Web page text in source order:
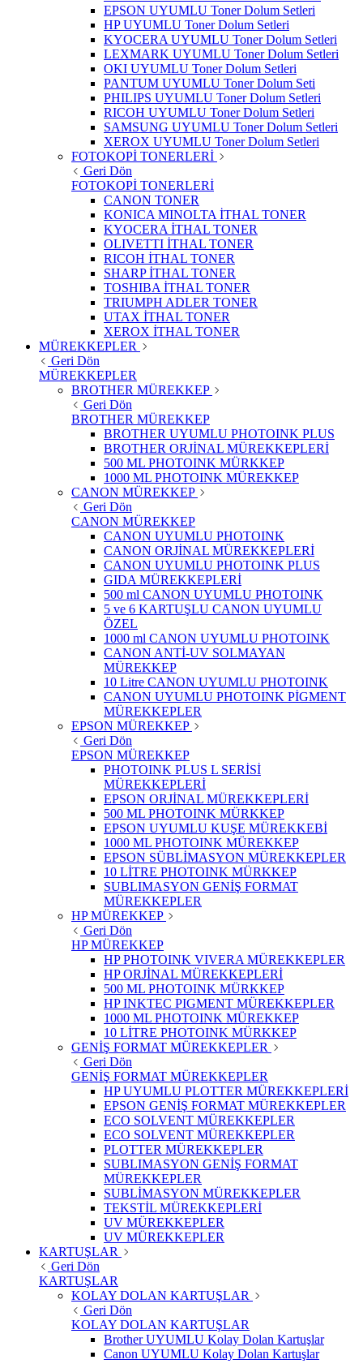
EPSON UYUMLU Toner Dolum Setleri
HP UYUMLU Toner Dolum Setleri
KYOCERA UYUMLU Toner Dolum Setleri
LEXMARK UYUMLU Toner Dolum Setleri
OKI UYUMLU Toner Dolum Setleri
PANTUM UYUMLU Toner Dolum Seti
PHILIPS UYUMLU Toner Dolum Setleri
RICOH UYUMLU Toner Dolum Setleri
SAMSUNG UYUMLU Toner Dolum Setleri
XEROX UYUMLU Toner Dolum Setleri
FOTOKOPİ TONERLERİ
Geri Dön
FOTOKOPİ TONERLERİ
CANON TONER
KONICA MINOLTA İTHAL TONER
KYOCERA İTHAL TONER
OLIVETTI İTHAL TONER
RICOH İTHAL TONER
SHARP İTHAL TONER
TOSHIBA İTHAL TONER
TRIUMPH ADLER TONER
UTAX İTHAL TONER
XEROX İTHAL TONER
MÜREKKEPLER
Geri Dön
MÜREKKEPLER
BROTHER MÜREKKEP
Geri Dön
BROTHER MÜREKKEP
BROTHER UYUMLU PHOTOINK PLUS
BROTHER ORJİNAL MÜREKKEPLERİ
500 ML PHOTOINK MÜRKKEP
1000 ML PHOTOINK MÜREKKEP
CANON MÜREKKEP
Geri Dön
CANON MÜREKKEP
CANON UYUMLU PHOTOINK
CANON ORJİNAL MÜREKKEPLERİ
CANON UYUMLU PHOTOINK PLUS
GIDA MÜREKKEPLERİ
500 ml CANON UYUMLU PHOTOINK
5 ve 6 KARTUŞLU CANON UYUMLU
ÖZEL
1000 ml CANON UYUMLU PHOTOINK
CANON ANTİ-UV SOLMAYAN
MÜREKKEP
10 Litre CANON UYUMLU PHOTOINK
CANON UYUMLU PHOTOINK PİGMENT
MÜREKKEPLER
EPSON MÜREKKEP
Geri Dön
EPSON MÜREKKEP
PHOTOINK PLUS L SERİSİ
MÜREKKEPLERİ
EPSON ORJİNAL MÜREKKEPLERİ
500 ML PHOTOINK MÜRKKEP
EPSON UYUMLU KUŞE MÜREKKEBİ
1000 ML PHOTOINK MÜREKKEP
EPSON SÜBLİMASYON MÜREKKEPLER
10 LİTRE PHOTOINK MÜRKKEP
SUBLIMASYON GENİŞ FORMAT
MÜREKKEPLER
HP MÜREKKEP
Geri Dön
HP MÜREKKEP
HP PHOTOINK VIVERA MÜREKKEPLER
HP ORJİNAL MÜREKKEPLERİ
500 ML PHOTOINK MÜRKKEP
HP INKTEC PIGMENT MÜREKKEPLER
1000 ML PHOTOINK MÜREKKEP
10 LİTRE PHOTOINK MÜRKKEP
GENİŞ FORMAT MÜREKKEPLER
Geri Dön
GENİŞ FORMAT MÜREKKEPLER
HP UYUMLU PLOTTER MÜREKKEPLERİ
EPSON GENİŞ FORMAT MÜREKKEPLER
ECO SOLVENT MÜREKKEPLER
ECO SOLVENT MÜREKKEPLER
PLOTTER MÜREKKEPLER
SUBLIMASYON GENİŞ FORMAT
MÜREKKEPLER
SUBLİMASYON MÜREKKEPLER
TEKSTİL MÜREKKEPLERİ
UV MÜREKKEPLER
UV MÜREKKEPLER
KARTUŞLAR
Geri Dön
KARTUŞLAR
KOLAY DOLAN KARTUŞLAR
Geri Dön
KOLAY DOLAN KARTUŞLAR
Brother UYUMLU Kolay Dolan Kartuşlar
Canon UYUMLU Kolay Dolan Kartuşlar